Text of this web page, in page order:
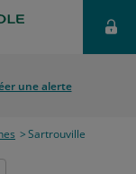
une alerte
Sartrouville